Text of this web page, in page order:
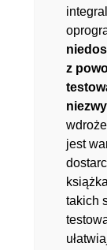
z
jest
takich